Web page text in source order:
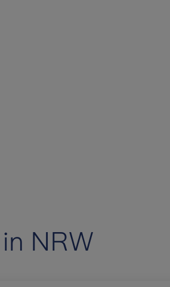
NRW